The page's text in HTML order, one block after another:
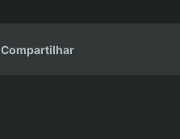
Compartilhar